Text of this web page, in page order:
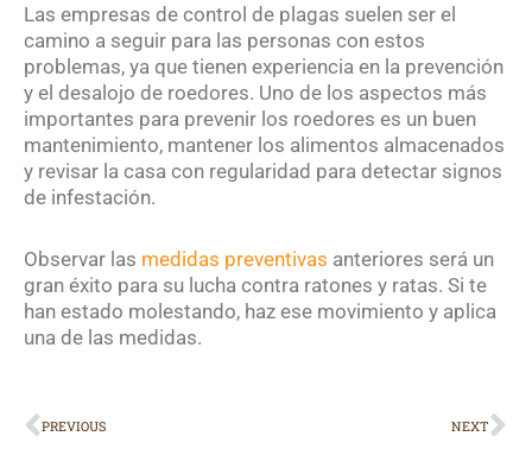
Las empresas de control de plagas suelen ser el
camino a seguir para las personas con estos
problemas, ya que tienen experiencia en la prevención
y el desalojo de roedores. Uno de los aspectos más
importantes para prevenir los roedores es un buen
mantenimiento, mantener los alimentos almacenados
y revisar la casa con regularidad para detectar signos
de infestación.
Observar las medidas preventivas anteriores será un
gran éxito para su lucha contra ratones y ratas. Si te
han estado molestando, haz ese movimiento y aplica
una de las medidas.
Prev
PREVIOUS NEXT